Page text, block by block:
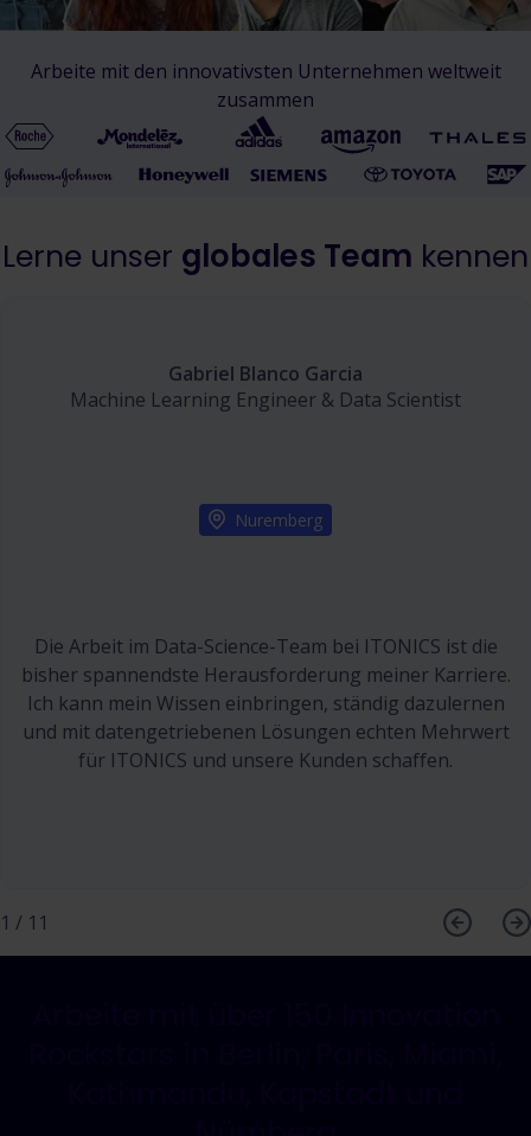
Arbeite mit den innovativsten Unternehmen weltweit
zusammen
Lerne unser globales Team kennen
Gabriel Blanco Garcia
Machine Learning Engineer & Data Scientist
Nuremberg
Die Arbeit im Data-Science-Team bei ITONICS ist die
bisher spannendste Herausforderung meiner Karriere.
Ich kann mein Wissen einbringen, ständig dazulernen
und mit datengetriebenen Lösungen echten Mehrwert
für ITONICS und unsere Kunden schaffen.
1 / 11